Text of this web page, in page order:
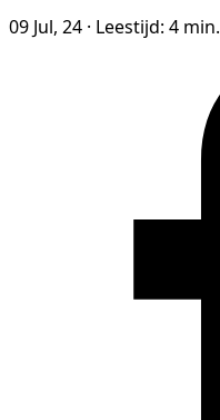
09 Jul, 24 · Leestijd: 4 min.